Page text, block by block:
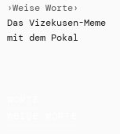
›Weise Worte›
Das Vizekusen-Meme
mit dem Pokal